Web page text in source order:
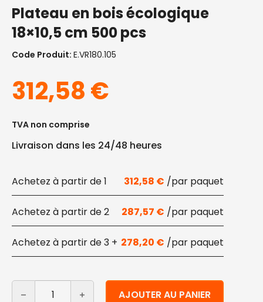
Plateau en bois écologique
18×10,5 cm 500 pcs
Code Produit: E.VR180.105
312,58€
TVA non comprise
Livraison dans les 24/48 heures
1 312,58 €
2 287,57 €
3 + 278,20 €
quantité de Plateau en bois écologique 18x10,5 cm
AJOUTER AU PANIER
Alternative: